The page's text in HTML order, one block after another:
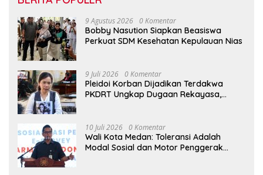
9 Agustus 2026 0 Komentar
Bobby Nasution Siapkan Beasiswa
Perkuat SDM Kesehatan Kepulauan Nias
9 Juli 2026 0 Komentar
Pleidoi Korban Dijadikan Terdakwa
PKDRT Ungkap Dugaan Rekayasa,
10 Juli 2026 0 Komentar
Wali Kota Medan: Toleransi Adalah
Modal Sosial dan Motor Penggerak